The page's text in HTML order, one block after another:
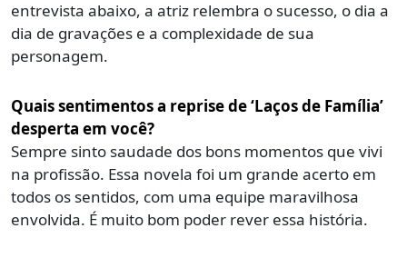
entrevista abaixo, a atriz relembra o sucesso, o dia a
dia de gravações e a complexidade de sua
personagem.
Quais sentimentos a reprise de ‘Laços de Família’
desperta em você?
Sempre sinto saudade dos bons momentos que vivi
na profissão. Essa novela foi um grande acerto em
todos os sentidos, com uma equipe maravilhosa
envolvida. É muito bom poder rever essa história.